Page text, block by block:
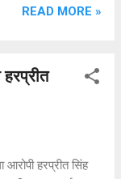
की अदालत में पेश कर
रिपोर्ट आने पर
मामला दर्ज किया।
READ MORE »
हरप्रीत सिंह